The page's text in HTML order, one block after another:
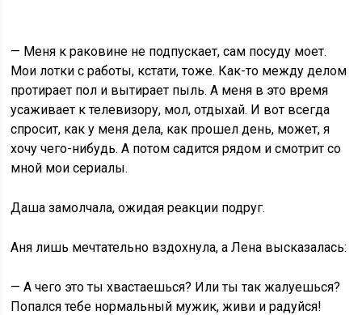
— Меня к раковине не подпускает, сам посуду моет.
Мои лотки с работы, кстати, тоже. Как-то между делом
протирает пол и вытирает пыль. А меня в это время
усаживает к телевизору, мол, отдыхай. И вот всегда
спросит, как у меня дела, как прошел день, может, я
хочу чего-нибудь. А потом садится рядом и смотрит со
мной мои сериалы.
Даша замолчала, ожидая реакции подруг.
Аня лишь мечтательно вздохнула, а Лена высказалась:
— А чего это ты хвастаешься? Или ты так жалуешься?
Попался тебе нормальный мужик, живи и радуйся!